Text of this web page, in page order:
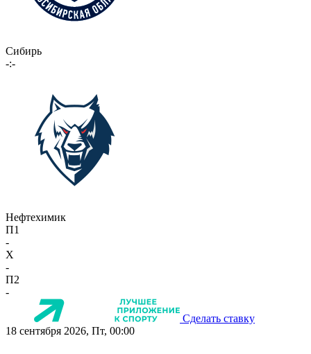
Сибирь
-:-
Нефтехимик
П1
-
X
-
П2
-
Сделать ставку
18 сентября 2026, Пт, 00:00